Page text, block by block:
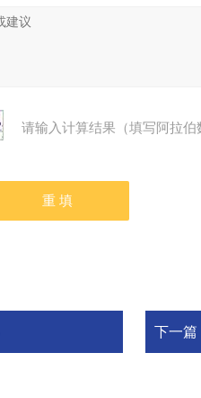
请输入计算结果（填写阿拉
下一篇